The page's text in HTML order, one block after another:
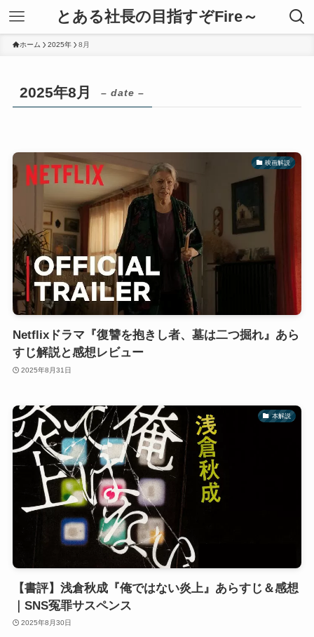
とある社長の目指すぞFire～
ホーム 2025年 8月
2025年8月 – date –
映画解説
Netflixドラマ『復讐を抱きし者、墓は二つ掘れ』あら
すじ解説と感想レビュー
2025年8月31日
本解説
【書評】浅倉秋成『俺ではない炎上』あらすじ＆感想
｜SNS冤罪サスペンス
2025年8月30日